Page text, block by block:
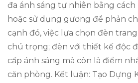
đa ánh sáng tự nhiên bằng
hoặc sử dụng gương để phản
cạnh đó, việc lựa chọn đèn
chú trọng; đèn với thiết kế độc
cấp ánh sáng mà còn là điểm
căn phòng. Kết luận: Tạo Dựng